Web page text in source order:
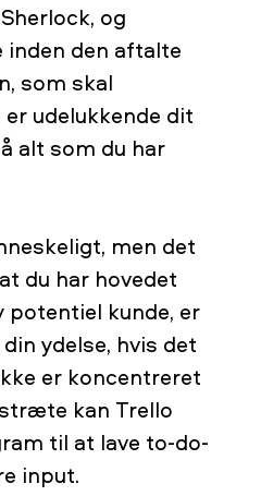
og
inden den aftalte
som skal
udelukkende dit
alt som du har
men det
du har hovedet
potentiel kunde, er
ydelse, hvis det
er koncentreret
kan Trello
til at lave to-do-
input.